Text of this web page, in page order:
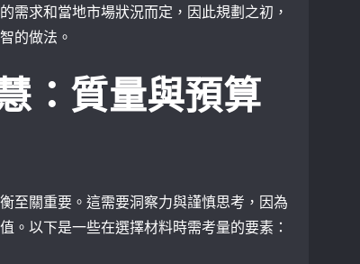
需求和當地市場狀況而定，因此規劃之初，
的做法。
：質量與預算
至關重要。這需要洞察力與謹慎思考，因為
。以下是一些在選擇材料時需考量的要素：